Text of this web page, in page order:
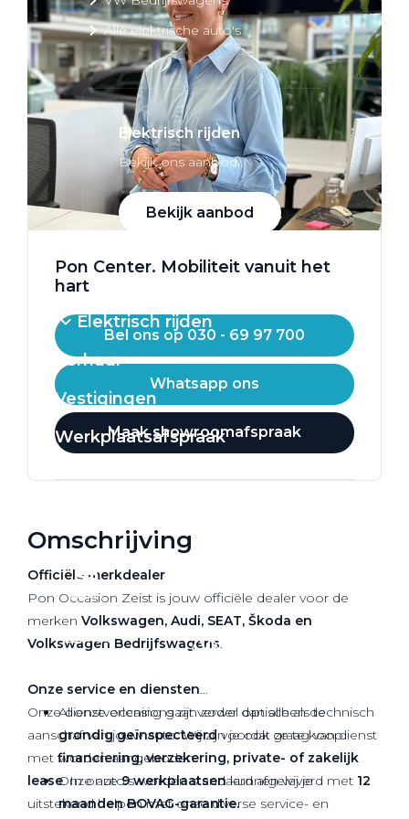
Alle elektrische auto's
Elektrisch rijden
Bekijk ons aanbod
Bekijk aanbod
Elektrisch rijden
Verhuur
Vestigingen
Werkplaatsafspraak
Pon Center. Mobiliteit vanuit het
hart
Bel ons op 030 - 69 97 700
Whatsapp ons
Maak showroomafspraak
Omschrijving
Officiële merkdealer
Pon Occasion Zeist is jouw officiële dealer voor de
merken Volkswagen, Audi, SEAT, Škoda en
Volkswagen Bedrijfswagens.
Onze service en diensten
Onze dienstverlening gaat verder dan alleen de
aanschaf van jouw auto. Wij zijn je ook graag van dienst
met financiering, verzekering, private- of zakelijk
lease. In onze9 werkplaatsenkunnen wij je
uitstekend helpen met onze diverse service- en
Al onze occasions zijn zowel optisch als technisch
grondig geïnspecteerdvoordat ze te koop
worden aangeboden.
Onze auto’s worden standaard afgeleverd met 12
maanden BOVAG-garantie.